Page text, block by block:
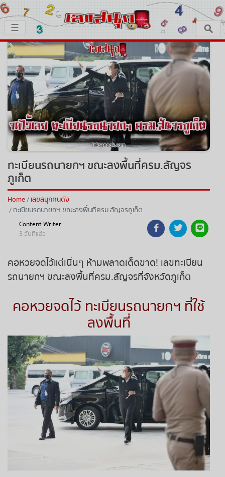
หน้าหลัก
เลขเด็ด
ตรวจเลขสนุก
เลขสนุกมงคล
เลขสนุกความเชื่อ
หวยสด
ถ่ายทอดสดหวยรัฐบาล
ถ่ายทอดสดหวยออมสิน
ถ่ายทอดสดหวยลาว ซุปเปอร์
ถ่ายทอดสดหวยฮานอย
ถ่ายทอดสดหวยฮานอยพิเศษ
ถ่ายทอดสดหวยมาเลย์
ถ่ายทอดสดหวยญีปุ่น
×
☰
ทะเบียนรถนายกฯ ขณะลงพื้นที่ครม.สัญจร
ภูเก็ต
Home เลขสนุกคนดัง
ทะเบียนรถนายกฯ ขณะลงพื้นที่ครม.สัญจรภูเก็ต
Content Writer
3 วันที่แล้ว
คอหวยจดไว้แต่เนิ่นๆ ห้ามพลาดเด็ดขาด! เลขทะเบียน
รถนายกฯ ขณะลงพื้นที่ครม.สัญจรที่จังหวัดภูเก็ต
คอหวยจดไว้ ทะเบียนรถนายกฯ ที่ใช้
ลงพื้นที่
x ปิดโฆษณา